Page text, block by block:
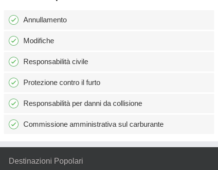
Annullamento
Modifiche
Responsabilità civile
Protezione contro il furto
Responsabilità per danni da collisione
Commissione amministrativa sul carburante
Destinazioni Popolari